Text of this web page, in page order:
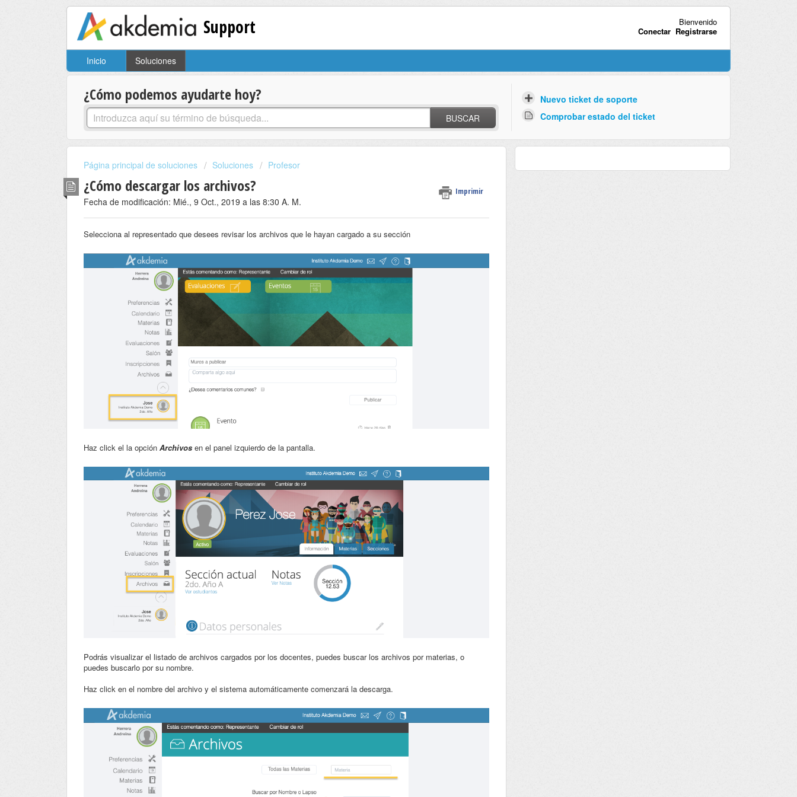
Support
Bienvenido
Conectar Registrarse
Inicio Soluciones
¿Cómo podemos ayudarte hoy?
BUSCAR
Nuevo ticket de soporte
Comprobar estado del ticket
Página principal de soluciones Soluciones Profesor
¿Cómo descargar los archivos? Imprimir
Fecha de modificación: Mié., 9 Oct., 2019 a las 8:30 A. M.
Selecciona al representado que desees revisar los archivos que le hayan cargado a su sección
Haz click el la opción Archivos en el panel izquierdo de la pantalla.
Podrás visualizar el listado de archivos cargados por los docentes, puedes buscar los archivos por materias, o
puedes buscarlo por su nombre.
Haz click en el nombre del archivo y el sistema automáticamente comenzará la descarga.